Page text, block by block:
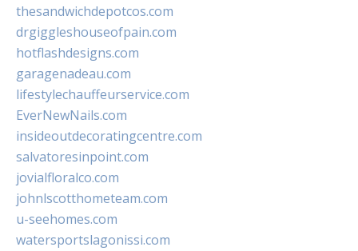
thesandwichdepotcos.com
drgiggleshouseofpain.com
hotflashdesigns.com
garagenadeau.com
lifestylechauffeurservice.com
EverNewNails.com
insideoutdecoratingcentre.com
salvatoresinpoint.com
jovialfloralco.com
johnlscotthometeam.com
u-seehomes.com
watersportslagonissi.com